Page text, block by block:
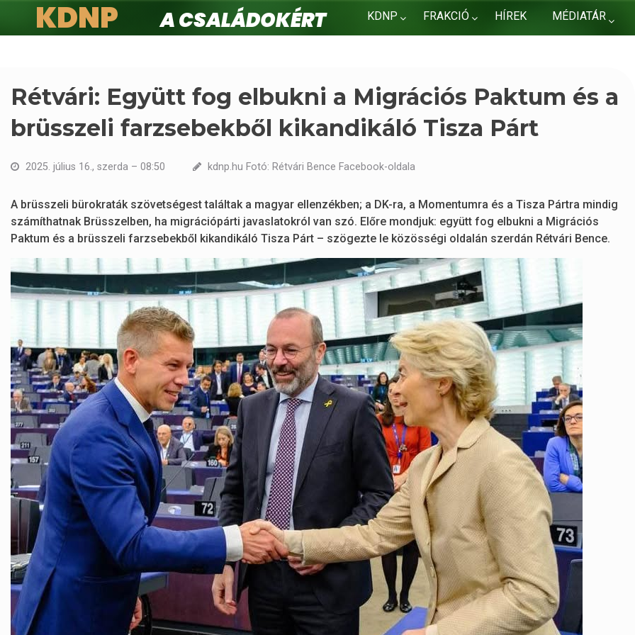
KDNP FRAKCIÓ HÍREK MÉDIATÁR
KDNP
A családokért.
Rétvári: Együtt fog elbukni a Migrációs Paktum és a
brüsszeli farzsebekből kikandikáló Tisza Párt
2025. július 16., szerda – 08:50 kdnp.hu Fotó: Rétvári Bence Facebook-oldala
A brüsszeli bürokraták szövetségest találtak a magyar ellenzékben; a DK-ra, a Momentumra és a Tisza Pártra mindig
számíthatnak Brüsszelben, ha migrációpárti javaslatokról van szó. Előre mondjuk: együtt fog elbukni a Migrációs
Paktum és a brüsszeli farzsebekből kikandikáló Tisza Párt – szögezte le közösségi oldalán szerdán Rétvári Bence.